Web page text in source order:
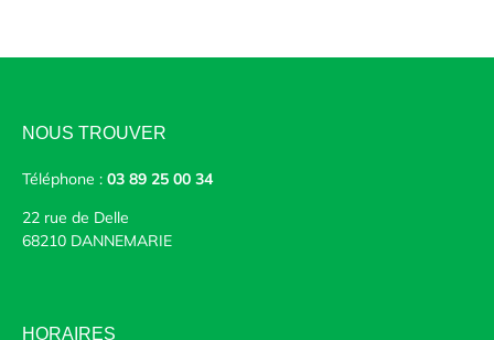
NOUS TROUVER
Téléphone : 03 89 25 00 34
22 rue de Delle
68210 DANNEMARIE
HORAIRES